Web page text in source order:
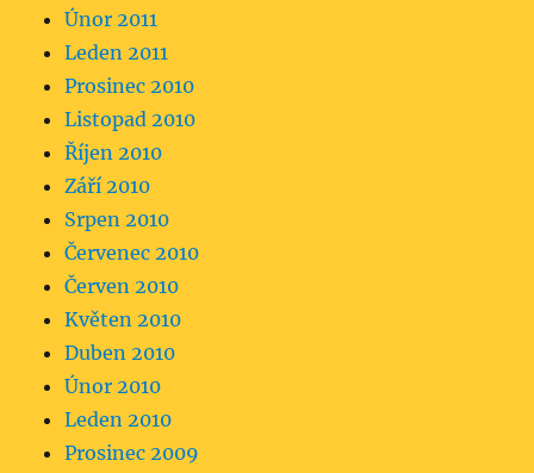
Únor 2011
Leden 2011
Prosinec 2010
Listopad 2010
Říjen 2010
Září 2010
Srpen 2010
Červenec 2010
Červen 2010
Květen 2010
Duben 2010
Únor 2010
Leden 2010
Prosinec 2009